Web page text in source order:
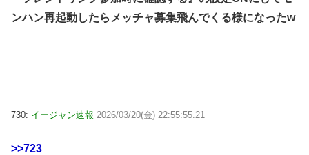
ンハン再起動したらメッチャ募集飛んでくる様になったw
730: イージャン速報 2026/03/20(金) 22:55:55.21
>>723